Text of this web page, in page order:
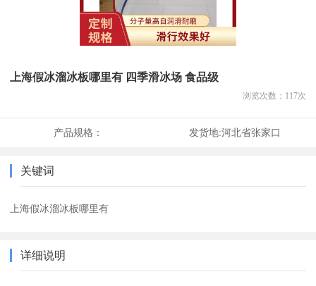
上海假冰溜冰板哪里有 四季滑冰场 食品级
浏览次数： 117次
产品规格： 发货地:河北省张家口
关键词
上海假冰溜冰板哪里有
详细说明